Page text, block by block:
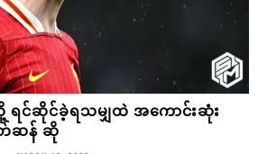
င်ဆိုင်ခဲ့ရသမျှထဲ အကောင်းဆုံး
ဆန် ဆို